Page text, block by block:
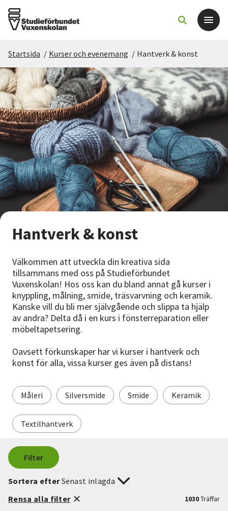
Det här gör vi
För dig som
Sök kurser och evenemang
Om SV
Starta studiecirkel
Cirkelledare
Nyheter
Avdelningar
Lyssna
Startsida / Kurser och evenemang / Hantverk & konst
Hantverk & konst
Välkommen att utveckla din kreativa sida
tillsammans med oss på Studieförbundet
Vuxenskolan! Hos oss kan du bland annat gå kurser i
knyppling, målning, smide, träsvarvning och keramik.
Kanske vill du bli mer självgående och slippa ta hjälp
av andra? Delta då i en kurs i fönsterreparation eller
möbeltapetsering.
Oavsett förkunskaper har vi kurser i hantverk och
konst för alla, vissa kurser ges även på distans!
Måleri Silversmide Smide Keramik
Textilhantverk
Filter
1030Träffar
Sortera efterSenast inlagda
Rensa alla filter